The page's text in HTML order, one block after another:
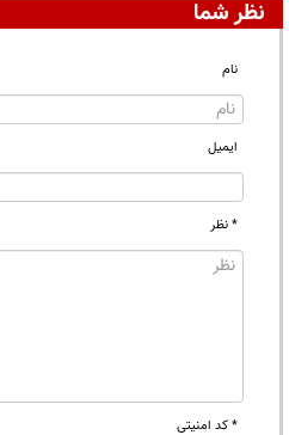
نظر شما
نام
ایمیل
* نظر
* کد امنیتی